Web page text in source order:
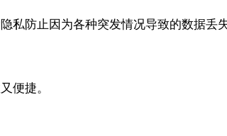
私防止因为各种突发情况导致的数据丢失
便捷。